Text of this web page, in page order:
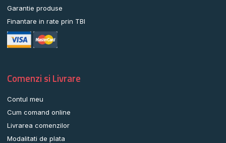
Garantie produse
Finantare in rate prin TBI
Comenzi si Livrare
Contul meu
Cum comand online
Livrarea comenzilor
Modalitati de plata